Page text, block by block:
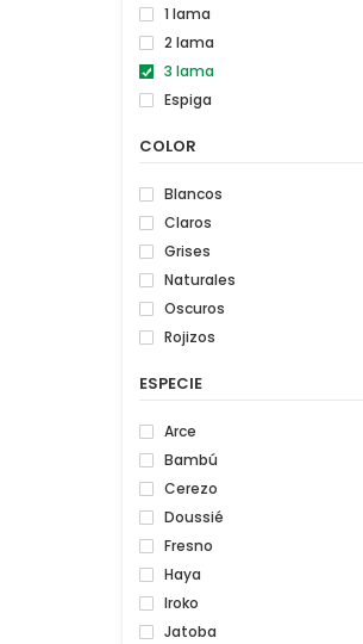
1 lama
2 lama
3 lama
Espiga
COLOR
Blancos
Claros
Grises
Naturales
Oscuros
Rojizos
ESPECIE
Arce
Bambú
Cerezo
Doussié
Fresno
Haya
Iroko
Jatoba